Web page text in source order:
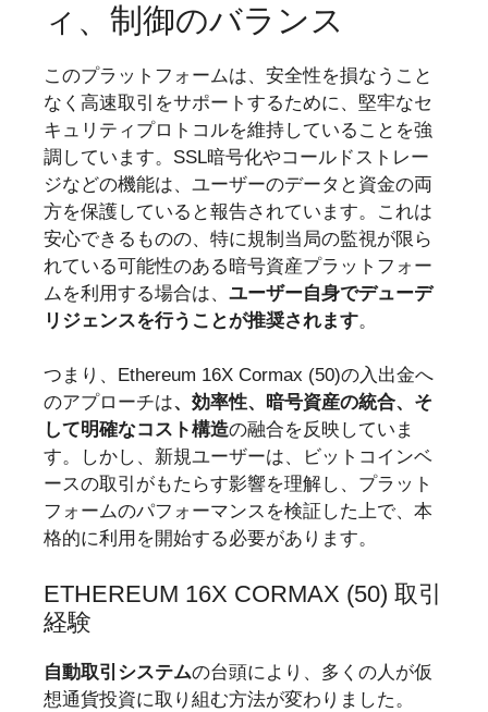
ィ、制御のバランス
このプラットフォームは、安全性を損なうこと
なく高速取引をサポートするために、堅牢なセ
キュリティプロトコルを維持していることを強
調しています。SSL暗号化やコールドストレー
ジなどの機能は、ユーザーのデータと資金の両
方を保護していると報告されています。これは
安心できるものの、特に規制当局の監視が限ら
れている可能性のある暗号資産プラットフォー
ムを利用する場合は、 ユーザー自身でデューデ
リジェンスを行うことが推奨されます。
つまり、Ethereum 16X Cormax (50)の入出金へ
のアプローチは、効率性、暗号資産の統合、そ
して明確なコスト構造の融合を反映していま
す。しかし、新規ユーザーは、ビットコインベ
ースの取引がもたらす影響を理解し、プラット
フォームのパフォーマンスを検証した上で、本
格的に利用を開始する必要があります。
ETHEREUM 16X CORMAX (50) 取引
経験
自動取引システムの台頭により、多くの人が仮
想通貨投資に取り組む方法が変わりました。